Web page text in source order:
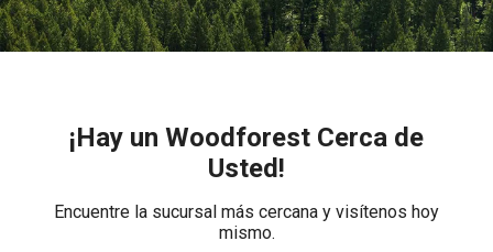
¡Hay un Woodforest Cerca de
Usted!
Encuentre la sucursal más cercana y visítenos hoy
mismo.